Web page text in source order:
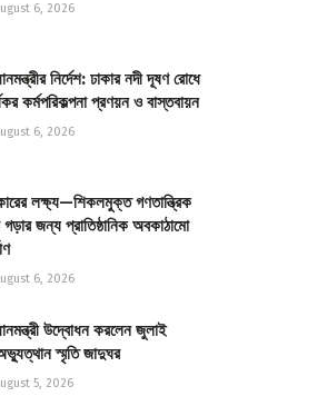
6, 2026
নির্দেশ: ঢাকার নদী দূষণ রোধে
কর্মপরিকল্পনা প্রণয়ন ও বাস্তবায়ন
6, 2026
লক্ষ্য—শিকলমুক্ত গণতান্ত্রিক
গড়ার জন্য প্রাতিষ্ঠানিক অবকাঠামো
6, 2026
উদ্বোধন করলেন জুলাই
স্মৃতি জাদুঘর
5, 2026